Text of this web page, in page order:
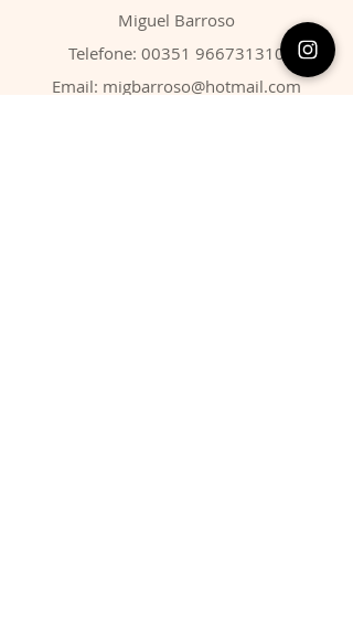
​Miguel Barroso
Telefone: 00351 966731310
Email: migbarroso@hotmail.com